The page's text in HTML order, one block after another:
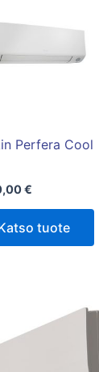
Perfera Cool
€
tuote